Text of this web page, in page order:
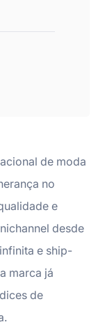
de moda
no
e
desde
e ship-
marca já
de